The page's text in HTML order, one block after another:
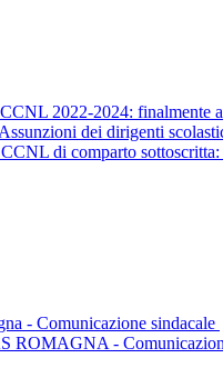
2022-2024: finalmente
dei dirigenti
di comparto
- Comunicazione sindacale
ROMAGNA -